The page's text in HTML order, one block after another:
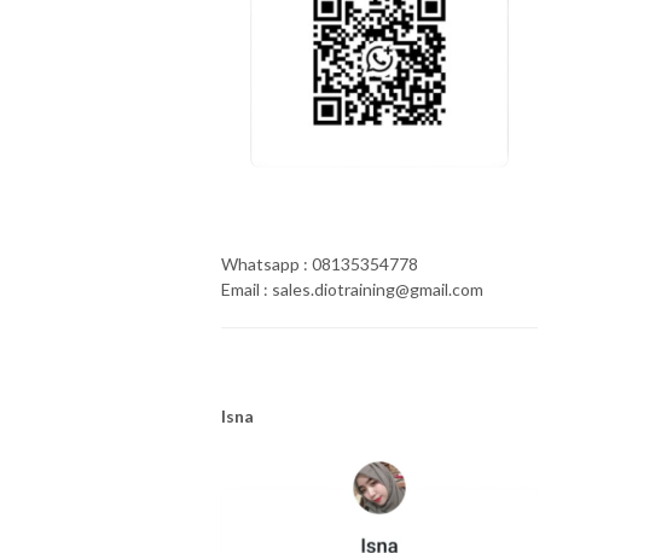
Whatsapp : 08135354778
Email : sales.diotraining@gmail.com
Isna